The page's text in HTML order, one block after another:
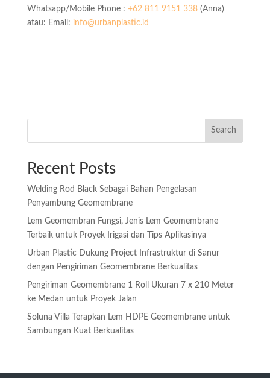
Whatsapp/Mobile Phone : +62 811 9151 338(Anna)
atau: Email: info@urbanplastic.id
Search
Recent Posts
Welding Rod Black Sebagai Bahan Pengelasan
Penyambung Geomembrane
Lem Geomembran Fungsi, Jenis Lem Geomembrane
Terbaik untuk Proyek Irigasi dan Tips Aplikasinya
Urban Plastic Dukung Project Infrastruktur di Sanur
dengan Pengiriman Geomembrane Berkualitas
Pengiriman Geomembrane 1 Roll Ukuran 7 x 210 Meter
ke Medan untuk Proyek Jalan
Soluna Villa Terapkan Lem HDPE Geomembrane untuk
Sambungan Kuat Berkualitas